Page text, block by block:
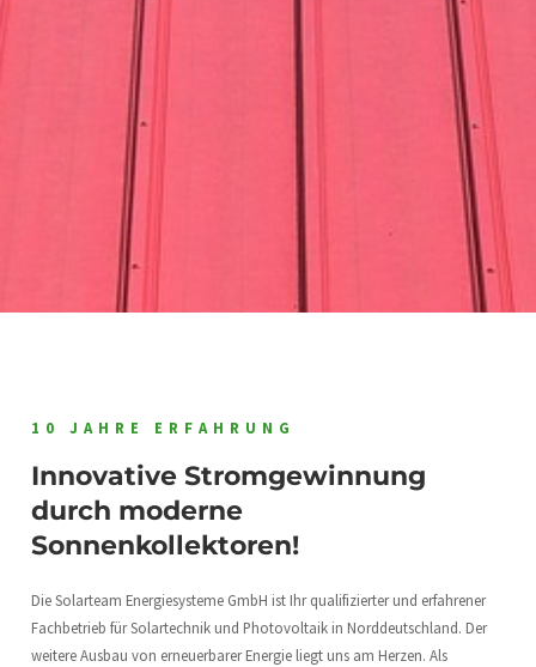
10 JAHRE ERFAHRUNG
Innovative Stromgewinnung
durch moderne
Sonnenkollektoren!
Die Solarteam Energiesysteme GmbH ist Ihr qualifizierter und erfahrener
Fachbetrieb für Solartechnik und Photovoltaik in Norddeutschland. Der
weitere Ausbau von erneuerbarer Energie liegt uns am Herzen. Als